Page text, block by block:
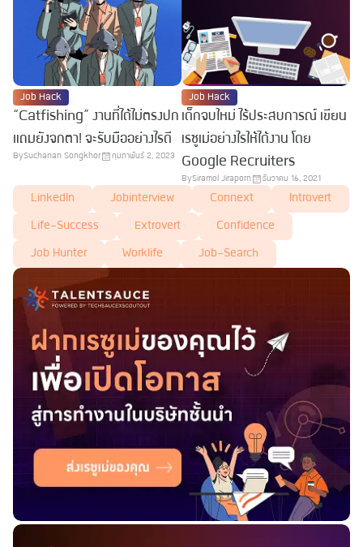
Job Hack
“Catfishing” งานที่ได้ไม่ตรงปก
แถมยังจกตา! จะรับมืออย่างไรดี
BySuchanan Songkhor กุมภาพันธ์ 2, 2023
Job Hack
เด็กจบใหม่ ไร้ประสบการณ์ เขียน
เรซูเม่อย่างไรให้ได้งาน โดย
Google Recruiters
BySiramol Jiraporn ธันวาคม 16, 2021
LinkedIn Jobinterview Connext Introvert
Life-Success Extrovert Confidence
Job Hunter Worklife Job-Search